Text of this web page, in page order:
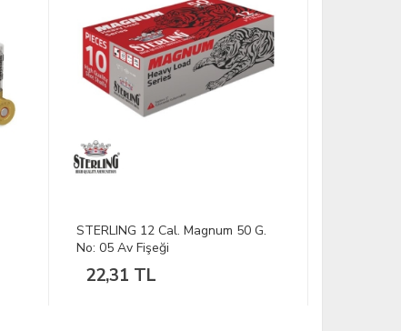
STERLING 12 Cal. 32 G. No: 10 Av
Fişeği
20,53 TL